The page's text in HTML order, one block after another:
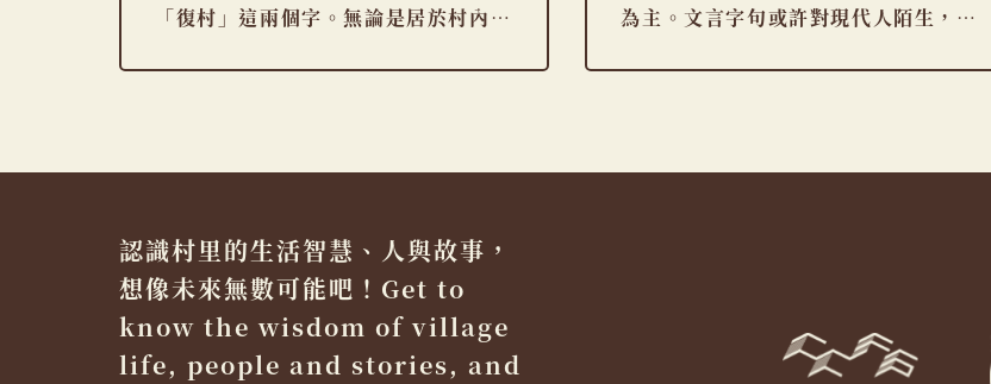
「復村」這兩個字。無論是居於村內的
為主。文言字句或許對現代人陌生，但
認識村里的生活智慧、人與故事，
想像未來無數可能吧！Get to
know the wisdom of village
life, people and stories, and